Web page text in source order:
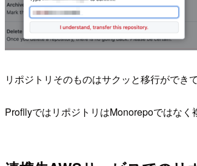
リポジトリそのものはサクッと移行がで
ProfllyではリポジトリはMonorepoではな